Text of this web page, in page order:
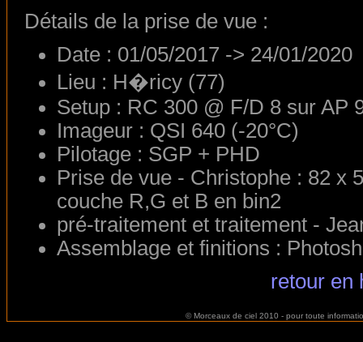
Détails de la prise de vue :
Date : 01/05/2017 -> 24/01/2020
Lieu : H�ricy (77)
Setup : RC 300 @ F/D 8 sur AP
Imageur : QSI 640 (-20°C)
Pilotage : SGP + PHD
Prise de vue - Christophe : 82 x
couche R,G et B en bin2
pré-traitement et traitement -
Assemblage et finitions :
retour en
© Morceaux de ciel 2010 - pour toute